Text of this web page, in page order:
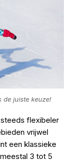
de juiste keuze!
flexibeler
vrijwel
een klassieke
3 tot 5